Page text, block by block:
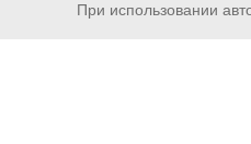
При использовании